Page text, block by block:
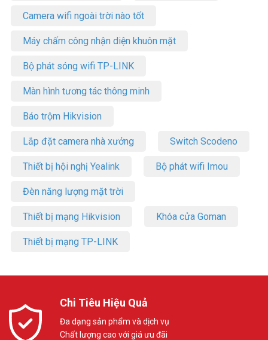
Camera wifi ngoài trời nào tốt
Máy chấm công nhận diện khuôn mặt
Bộ phát sóng wifi TP-LINK
Màn hình tương tác thông minh
Báo trộm Hikvision
Lắp đặt camera nhà xưởng Switch Scodeno
Thiết bị hội nghị Yealink Bộ phát wifi Imou
Đèn năng lượng mặt trời
Thiết bị mạng Hikvision Khóa cửa Goman
Thiết bị mạng TP-LINK
Chi Tiêu Hiệu Quả
Đa dạng sản phẩm và dịch vụ
Chất lượng cao với giá ưu đãi